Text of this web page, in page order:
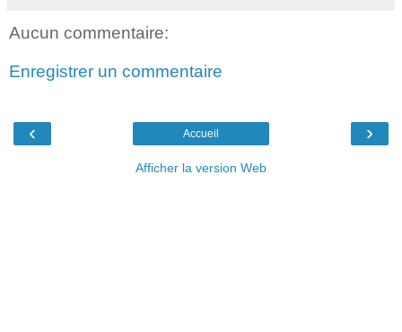
Aucun commentaire:
Enregistrer un commentaire
‹ ›
Accueil
Afficher la version Web